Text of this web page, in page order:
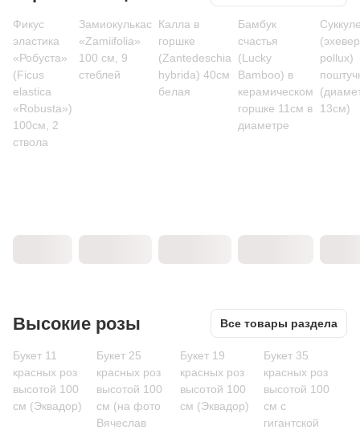
Фикус
эластика
«Робуста»
(Ficus
elastica
«Robusta»)
100см, 2
ствола
Замиокулькас
«Zamiifolia»
100 см, 9
стеблей
Калла в
горшке
(Zantedeschia
hybrida) 40см
белая
Бамбук
счастья
(Lucky
Bamboo) в
керамическом
горшке 11см в
диаметре
pollux)
13см)
Высокие розы Все товары раздела
Букет 11
красных роз
высотой 100
см (Эквадор)
Букет 25
красных роз
высотой 100
см (на фото
Вячеслав
Букет 19
красных роз
высотой 100
см (Эквадор)
Букет 35
красных роз
высотой 100
см c
гигантской